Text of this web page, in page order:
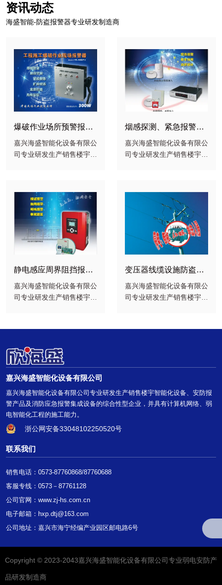
资讯动态
海盛智能-防盗报警器专业研发制造商
爆破作业场所预警报警
新技术
嘉兴海盛智能化设备有限公
司专业研发生产销售楼宇智
网络、弱电智能化工程的施
工能力。
烟感探测、紧急报警联
网方案
嘉兴海盛智能化设备有限公
司专业研发生产销售楼宇智
网络、弱电智能化工程的施
工能力。
静电感应周界阻挡报警
系统
嘉兴海盛智能化设备有限公
司专业研发生产销售楼宇智
合性型企业，
变压器线缆设施防盗报
警系统
嘉兴海盛智能化设备有限公
司专业研发生产销售楼宇智
合性型企业。
嘉兴海盛智能化设备有限公司
嘉兴海盛智能化设备有限公司专业研发生产销售楼宇智能化设备、安防报
警产品及消防应急报警集成设备的综合性型企业，并具有计算机网络、弱
电智能化工程的施工能力。
浙公网安备33048102250520号
联系我们
销售电话：0573-87760868/87760688
客服专线：0573－87761128
公司官网： www.zj-hs.com.cn
电子邮箱：hxp.dtj@163.com
公司地址：嘉兴市海宁经编产业园区邮电路6号
Copyright © 2023-2043嘉兴海盛智能化设备有限公司专业弱电安防产
品研发制造商